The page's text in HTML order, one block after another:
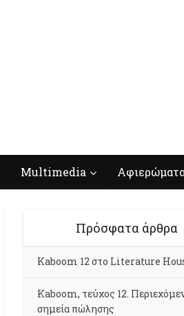
Multimedia
Πρόσφατα άρθρα
Kaboom 12 στο Literature
Kaboom, τεύχος 12.
σημεία πώλησης